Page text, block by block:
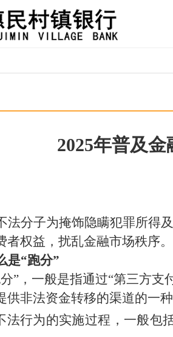
2025年普及
法分子为掩饰隐瞒犯罪所得
者权益，扰乱金融市场秩序。
是“跑分”
”，一般是指通过“第三方支
供非法资金转移的渠道的一种
法行为的实施过程，一般包